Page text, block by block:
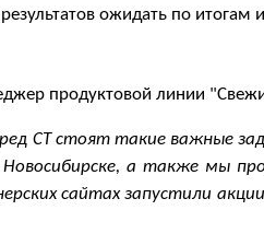
ожидать по
продуктовой линии
СТ стоят такие важные
Новосибирске, а также мы
сайтах запустили